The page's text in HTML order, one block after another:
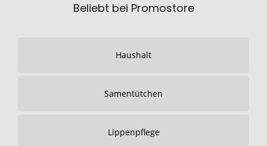
Beliebt bei Promostore
Haushalt
Samentütchen
Lippenpflege